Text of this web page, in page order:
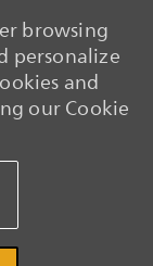
browsing
personalize
and
our Cookie